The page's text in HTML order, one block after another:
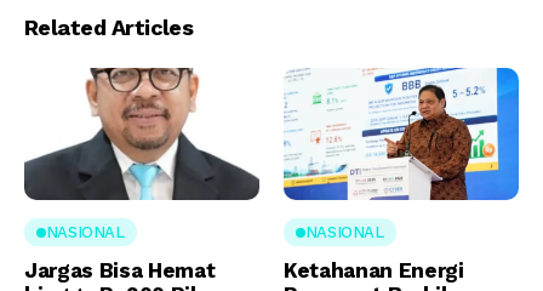
Related Articles
NASIONAL
Jargas Bisa Hemat
NASIONAL
Ketahanan Energi